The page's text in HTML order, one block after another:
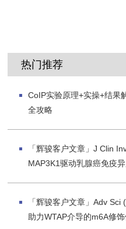
热门推荐
CoIP实验原理+实操+结
全攻略
「辉骏客户文章」J Clin
MAP3K1驱动乳腺癌免疫
「辉骏客户文章」Adv
助力WTAP介导的m6A修